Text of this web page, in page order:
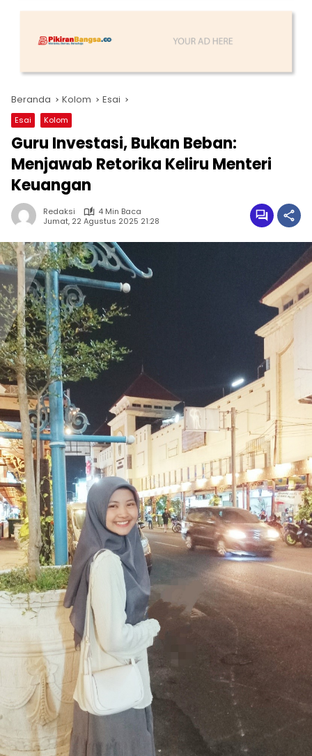
Beranda Kolom Esai
Esai Kolom
Guru Investasi, Bukan Beban:
Menjawab Retorika Keliru Menteri
Keuangan
Redaksi
4 Min Baca
Jumat, 22 Agustus 2025 21:28